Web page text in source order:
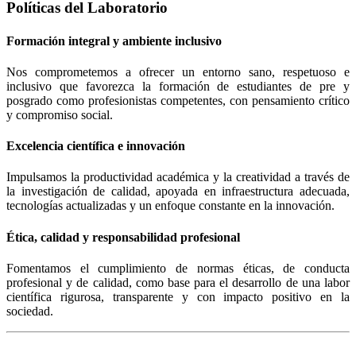
Políticas del Laboratorio
Formación integral y ambiente inclusivo
Nos comprometemos a ofrecer un entorno sano, respetuoso e
inclusivo que favorezca la formación de estudiantes de pre y
posgrado como profesionistas competentes, con pensamiento crítico
y compromiso social.
Excelencia científica e innovación
Impulsamos la productividad académica y la creatividad a través de
la investigación de calidad, apoyada en infraestructura adecuada,
tecnologías actualizadas y un enfoque constante en la innovación.
Ética, calidad y responsabilidad profesional
Fomentamos el cumplimiento de normas éticas, de conducta
profesional y de calidad, como base para el desarrollo de una labor
científica rigurosa, transparente y con impacto positivo en la
sociedad.